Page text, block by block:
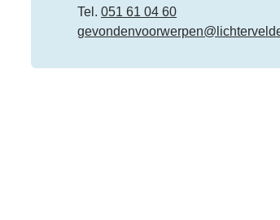
051 61 04 60
E-mailgevondenvoorwerpen@